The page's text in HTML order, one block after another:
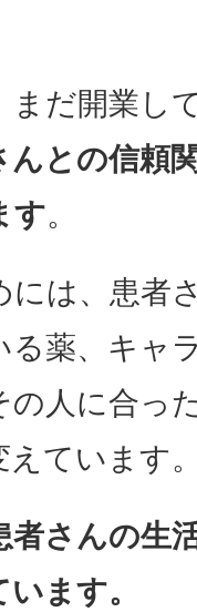
まだ開業し
んとの信頼
す。
には、患者
る薬、キャ
の人に合っ
ています。
者さんの生
ます。